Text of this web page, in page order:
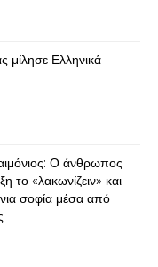
μίλησε Ελληνικά
Ο άνθρωπος
το «λακωνίζειν» και
σοφία μέσα από